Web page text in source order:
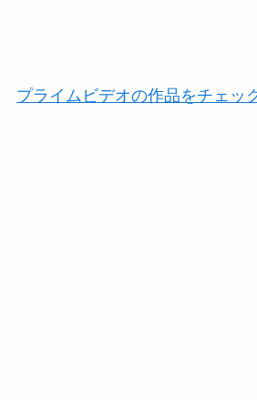
プライムビデオの作品をチェッ